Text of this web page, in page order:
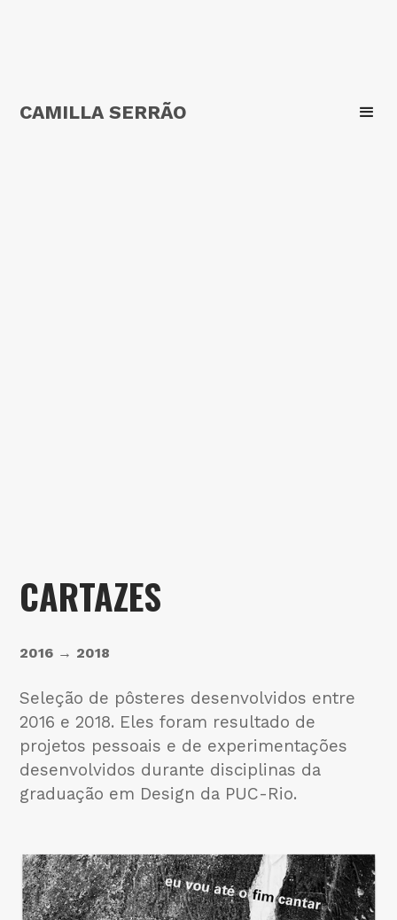
CAMILLA SERRÃO
CARTAZES
2016 → 2018
Seleção de pôsteres desenvolvidos entre
2016 e 2018. Eles foram resultado de
projetos pessoais e de experimentações
desenvolvidos durante disciplinas da
graduação em Design da PUC-Rio.